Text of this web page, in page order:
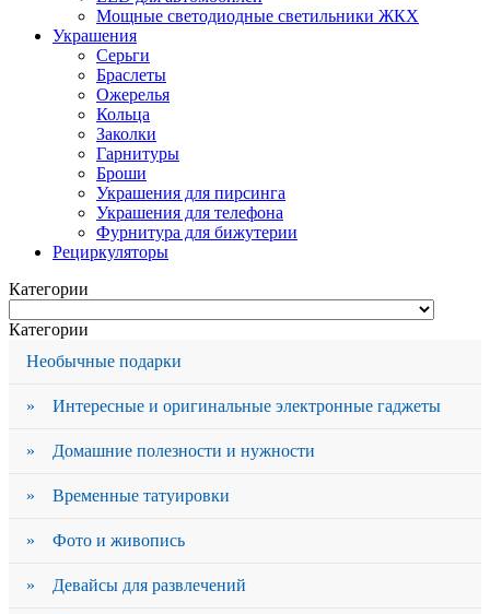
Мощные светодиодные светильники ЖКХ
Украшения
Серьги
Браслеты
Ожерелья
Кольца
Заколки
Гарнитуры
Броши
Украшения для пирсинга
Украшения для телефона
Фурнитура для бижутерии
Рециркуляторы
Категории
Категории
Необычные подарки
» Интересные и оригинальные электронные гаджеты
» Домашние полезности и нужности
» Временные татуировки
» Фото и живопись
» Девайсы для развлечений